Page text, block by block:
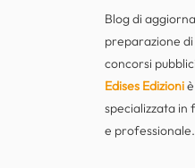
Blog di
preparazione
concorsi
Edises Edizioni
specializzata in
e professionale.